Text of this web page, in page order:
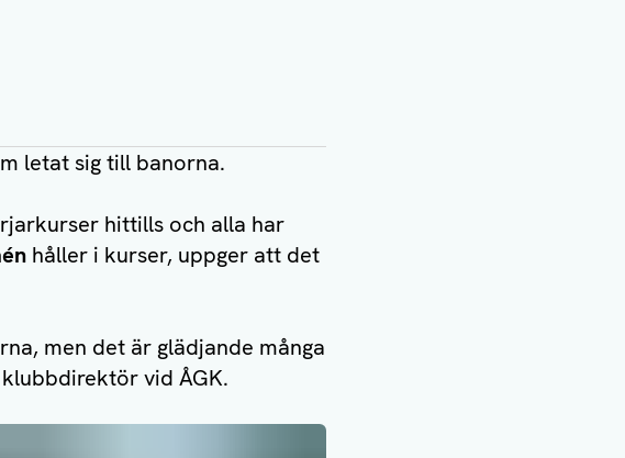
letat sig till banorna.
hittills och alla har
håller i kurser, uppger att det
men det är glädjande många
vid ÅGK.